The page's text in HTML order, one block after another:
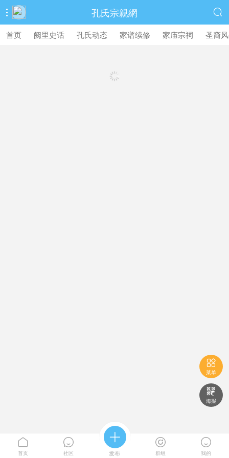
 孔氏宗親網 
首页 阙里史话 孔氏动态 家谱续修 家庙宗祠 圣裔

菜单

海报

首页

社区

发布

群组

我的